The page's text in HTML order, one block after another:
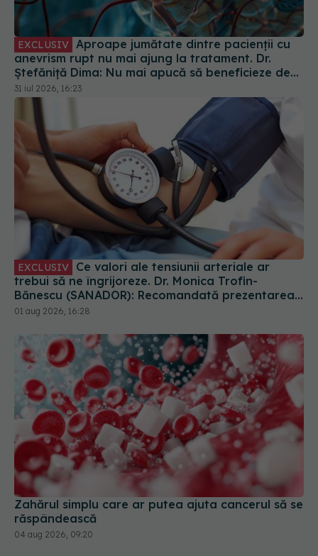
EXCLUSIV
anevrism rupt nu mai ajung la tratament. Dr.
Ștefăniță Dima: Nu mai apucă să beneficieze de
tratament
31 iul 2026, 16:23
EXCLUSIV Ce valori ale tensiunii arteriale ar
trebui să ne îngrijoreze. Dr. Monica Trofin-
Bănescu (SANADOR): Recomandată prezentarea
la medic
01 aug 2026, 16:28
Zahărul simplu care ar putea ajuta cancerul să se
răspândească
04 aug 2026, 09:20